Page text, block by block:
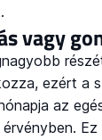
vagy
ezért a
az